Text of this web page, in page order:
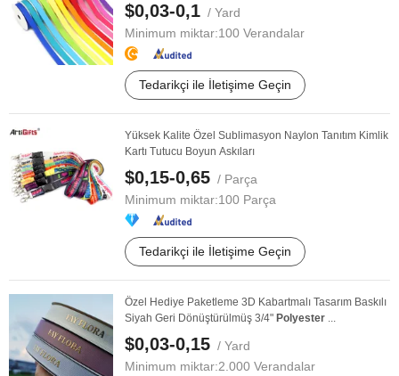
$0,03-0,1 / Yard
Minimum miktar:100 Verandalar
Tedarikçi ile İletişime Geçin
Yüksek Kalite Özel Sublimasyon Naylon Tanıtım Kimlik
Kartı Tutucu Boyun Askıları
$0,15-0,65 / Parça
Minimum miktar:100 Parça
Tedarikçi ile İletişime Geçin
Özel Hediye Paketleme 3D Kabartmalı Tasarım Baskılı
Siyah Geri Dönüştürülmüş 3/4" Polyester ...
$0,03-0,15 / Yard
Minimum miktar:2.000 Verandalar